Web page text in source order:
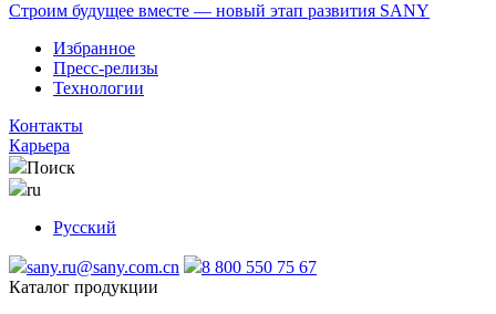
Строим будущее вместе — новый этап развития SANY
Избранное
Пресс-релизы
Технологии
Контакты
Карьера
Поиск
ru
Русский
sany.ru@sany.com.cn
8 800 550 75 67
Каталог продукции